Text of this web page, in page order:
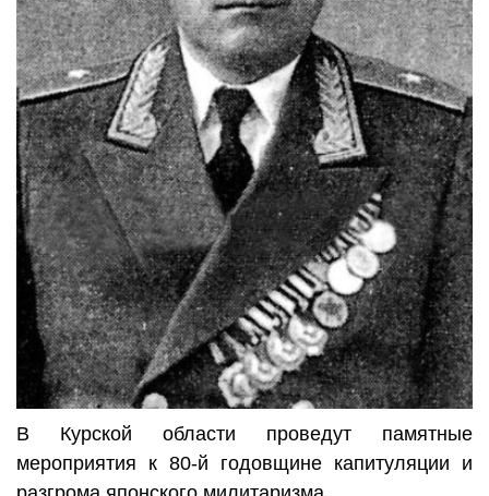
В Курской области проведут памятные
мероприятия к 80-й годовщине капитуляции и